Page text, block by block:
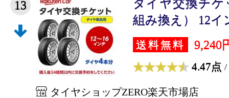
13
タイヤ交換チ
組み換え） 12イ
送料無料 9,240
4.47点 /
タイヤショップZERO楽天市場店